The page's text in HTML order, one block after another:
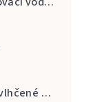
Aura antibakteriální vlhčené ubrousky na ruce 20 ks